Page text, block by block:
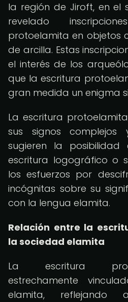
la región de Jiroft, en el
revelado
protoelamita en objetos
de arcilla. Estas
el interés de los
que la escritura
gran medida un enigma
La escritura
sus signos complejos
sugieren la
escritura logográfico o
los esfuerzos por
incógnitas sobre su
con la lengua elamita.
Relación entre la
la sociedad elamita
La escritura
estrechamente
elamita, reflejando